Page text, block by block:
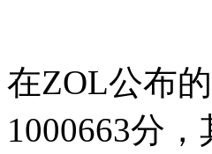
在ZOL公布
1000663分